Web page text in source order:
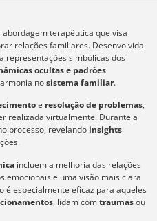
abordagem terapêutica que visa
relações familiares. Desenvolvida
representações simbólicas dos
ocultas e padrões
nosistema familiar.
e resolução de problemas,
realizada virtualmente. Durante a
processo, revelando insights
incluem a melhoria das relações
emocionais e uma visão mais clara
é especialmente eficaz para aqueles
, lidam comtraumasou